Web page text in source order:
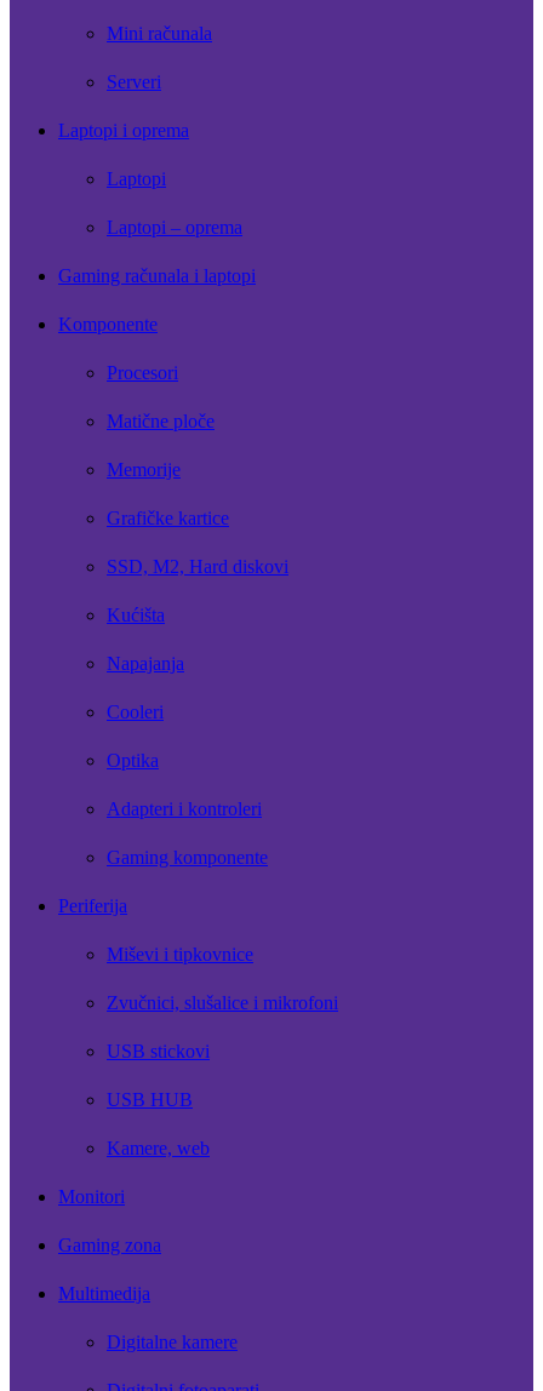
Mini računala
Serveri
Laptopi i oprema
Laptopi
Laptopi – oprema
Gaming računala i laptopi
Komponente
Procesori
Matične ploče
Memorije
Grafičke kartice
SSD, M2, Hard diskovi
Kućišta
Napajanja
Cooleri
Optika
Adapteri i kontroleri
Gaming komponente
Periferija
Miševi i tipkovnice
Zvučnici, slušalice i mikrofoni
USB stickovi
USB HUB
Kamere, web
Monitori
Gaming zona
Multimedija
Digitalne kamere